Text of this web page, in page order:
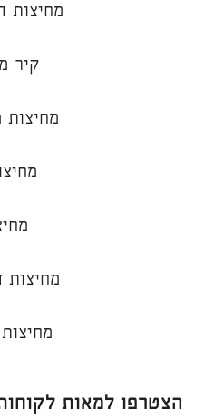
מחיצות
קיר
מחיצות
מחיצות
הצטרפו למאות